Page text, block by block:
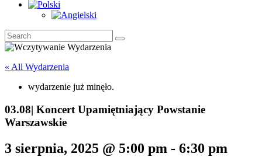
« All Wydarzenia
wydarzenie już minęło.
03.08| Koncert Upamiętniający Powstanie
Warszawskie
3 sierpnia, 2025 @ 5:00 pm - 6:30 pm